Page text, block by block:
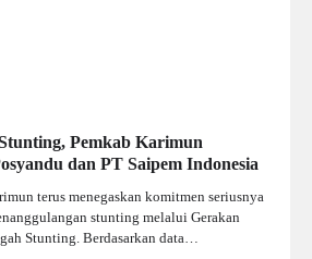
Pemkab Karimun
dan PT Saipem Indonesia
terus menegaskan komitmen seriusnya
stunting melalui Gerakan
Stunting. Berdasarkan data…